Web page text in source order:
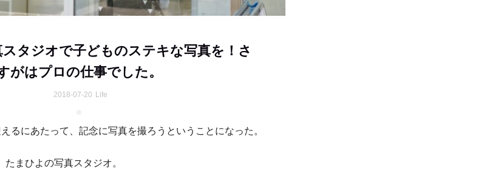
タジオで子どものステキな写真を！さ
がはプロの仕事でした。
2018-07-20 Life
るにあたって、記念に写真を撮ろうということになった。
まひよの写真スタジオ。